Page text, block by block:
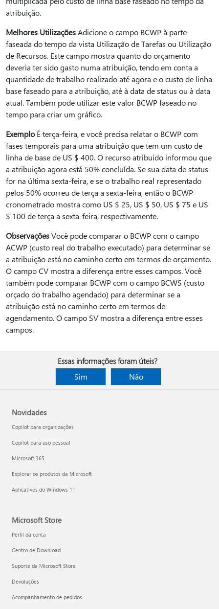
atribuição.
Melhores UtilizaçõesAdicione o campo BCWP à parte
faseada do tempo da vista Utilização de Tarefas ou Utilização
de Recursos. Este campo mostra quanto do orçamento
deveria ter sido gasto numa atribuição, tendo em conta a
quantidade de trabalho realizado até agora e o custo de linha
base faseado para a atribuição, até à data de status ou à data
atual. Também pode utilizar este valor BCWP faseado no
tempo para criar um gráfico.
ExemploÉ terça-feira, e você precisa relatar o BCWP com
fases temporais para uma atribuição que tem um custo de
linha de base de US $ 400. O recurso atribuído informou que
a atribuição agora está 50% concluída. Se sua data de status
for na última sexta-feira, e se o trabalho real representado
pelos 50% ocorreu de terça a sexta-feira, então o BCWP
cronometrado mostra como US $ 25, US $ 50, US $ 75 e US
$ 100 de terça a sexta-feira, respectivamente.
ObservaçõesVocê pode comparar o BCWP com o campo
ACWP (custo real do trabalho executado) para determinar se
a atribuição está no caminho certo em termos de orçamento.
O campo CV mostra a diferença entre esses campos. Você
também pode comparar BCWP com o campo BCWS (custo
orçado do trabalho agendado) para determinar se a
atribuição está no caminho certo em termos de
agendamento. O campo SV mostra a diferença entre esses
campos.
Essas informações foram úteis?
Sim
Não
Novidades
Copilot para organizações
Copilot para uso pessoal
Microsoft 365
Explorar os produtos da Microsoft
Aplicativos do Windows 11
Microsoft Store
Perfil da conta
Centro de Download
Suporte da Microsoft Store
Devoluções
Acompanhamento de pedidos